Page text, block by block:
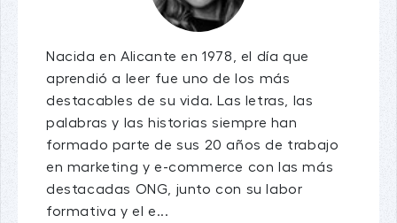
Nacida en Alicante en 1978, el día que
aprendió a leer fue uno de los más
destacables de su vida. Las letras, las
palabras y las historias siempre han
formado parte de sus 20 años de trabajo
en marketing y e-commerce con las más
destacadas ONG, junto con su labor
formativa y el e...